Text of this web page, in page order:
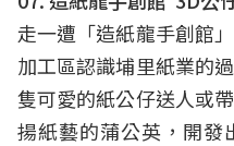
走一遭「造紙龍手創館
加工區認識埔里紙業的
隻可愛的紙公仔送人或
揚紙藝的蒲公英，開發